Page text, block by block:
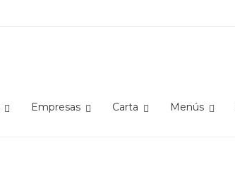
Empresas Carta Menús